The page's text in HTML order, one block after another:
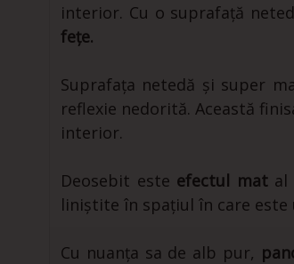
interior. Cu o suprafață
fețe.
Suprafața netedă și super
reflexie nedorită. Această
interior.
Deosebit este efectul matal
liniștite în spațiul în care
Cu nuanța sa de alb pur,